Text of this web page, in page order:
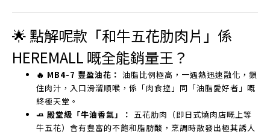
🌟 點解呢款「和牛五花肋肉片」係
HEREMALL 嘅全能銷量王？
🔥 MB4-7 豐盈油花： 油脂比例極高，一遇熱迅速融化，鎖
住肉汁，入口滑溜順喉，係「肉食控」同「油脂愛好者」嘅
終極天堂。
🧈 殿堂級「牛油香氣」： 五花肋肉（即日式燒肉店嘅上等
牛五花）含有豐富的不飽和脂肪酸，烹調時散發出極其誘人